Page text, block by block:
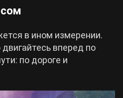
в ином измерении.
вперед по
по дороге и